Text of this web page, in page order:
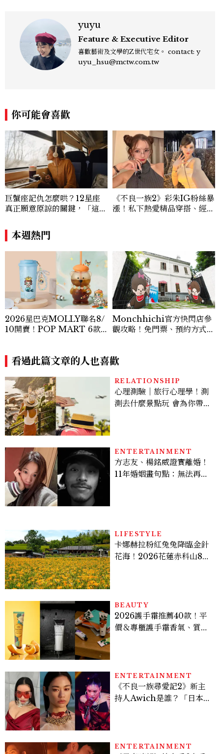
yuyu
Feature & Executive Editor
喜歡藝術及文學的Z世代宅女。 contact: y
uyu_hsu@mctw.com.tw
你可能會喜歡
巨蟹座記仇怎麼哄？12星座
真正願意原諒的關鍵，「這星
怎麼做
《不良一族2》彩朱IG粉絲暴
漲！私下熱愛精品穿搭、經營
本週熱門
2026星巴克MOLLY聯名8/
10開賣！POP MART 6款
Monchhichi官方快閃店參
觀攻略！免門票、預約方式、
看過此篇文章的人也喜歡
RELATIONSHIP
心理測驗｜旅行心理學！測
測去什麼景點玩 會為你帶來
ENTERTAINMENT
方志友、楊銘威證實離婚！
11年婚姻畫句點：無法再做
LIFESTYLE
卡娜赫拉粉紅兔兔降臨金針
花海！2026花蓮赤科山8月
BEAUTY
2026護手霜推薦40款！平
價＆專櫃護手霜香氣、質
ENTERTAINMENT
《不良一族尋愛記2》新主
持人Awich是誰？「日本嘻
ENTERTAINMENT